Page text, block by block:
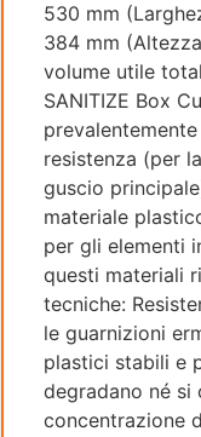
530 mm
384 mm
volume utile
SANITIZE Box
resistenza (per
guscio
materiale
per gli elementi
questi materiali
tecniche:
le guarnizioni
plastici stabili e
degradano né si
concentrazione